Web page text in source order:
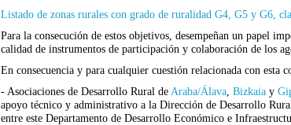
Listado de zonas rurales con grado de ruralidad G4, G5 y G6,
Para la consecución de estos objetivos, desempeñan un papel
calidad de instrumentos de participación y colaboración de los
En consecuencia y para cualquier cuestión relacionada con esta
- Asociaciones de Desarrollo Rural de Araba/Álava, Bizkaiay
apoyo técnico y administrativo a la Dirección de Desarrollo
entre este Departamento de Desarrollo Económico e